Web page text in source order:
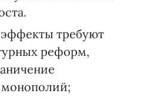
требуют
реформ,
монополий;